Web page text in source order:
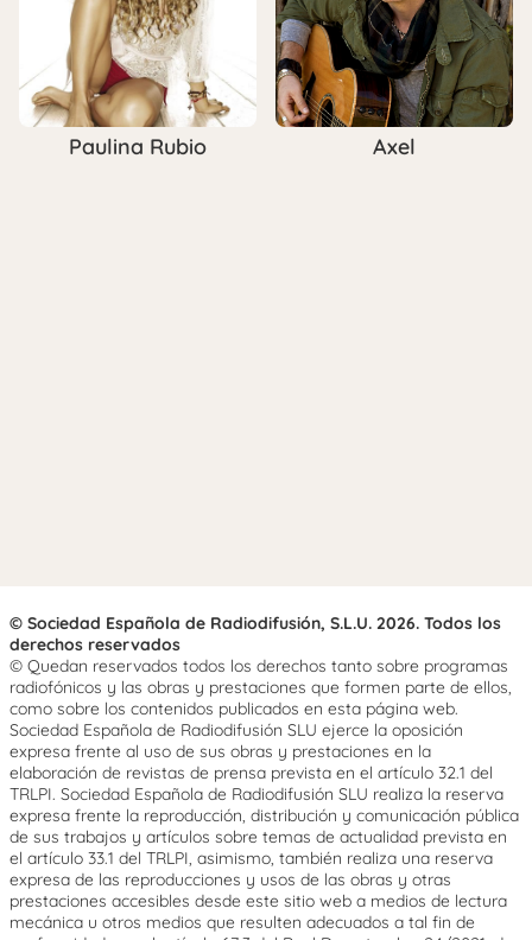
Paulina Rubio Axel
© Sociedad Española de Radiodifusión, S.L.U. 2026. Todos los
derechos reservados
© Quedan reservados todos los derechos tanto sobre programas
radiofónicos y las obras y prestaciones que formen parte de ellos,
como sobre los contenidos publicados en esta página web.
Sociedad Española de Radiodifusión SLU ejerce la oposición
expresa frente al uso de sus obras y prestaciones en la
elaboración de revistas de prensa prevista en el artículo 32.1 del
TRLPI. Sociedad Española de Radiodifusión SLU realiza la reserva
expresa frente la reproducción, distribución y comunicación pública
de sus trabajos y artículos sobre temas de actualidad prevista en
el artículo 33.1 del TRLPI, asimismo, también realiza una reserva
expresa de las reproducciones y usos de las obras y otras
prestaciones accesibles desde este sitio web a medios de lectura
mecánica u otros medios que resulten adecuados a tal fin de